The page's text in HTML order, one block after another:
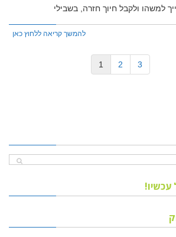
למשהו ולקבל חיוך חזרה, בשבילי
להמשך קריאה ללחוץ כאן
1 2 3
עכשיו!